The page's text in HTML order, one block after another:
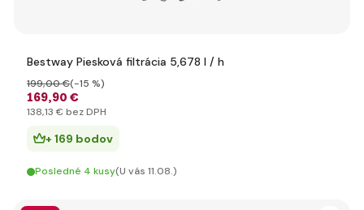
Bestway Piesková filtrácia 5,678 l / h
169,90 €
199,00 €(-15 %)
138,13 € bez DPH
+ 169 bodov
Posledné 4 kusy(U vás 11.08.)